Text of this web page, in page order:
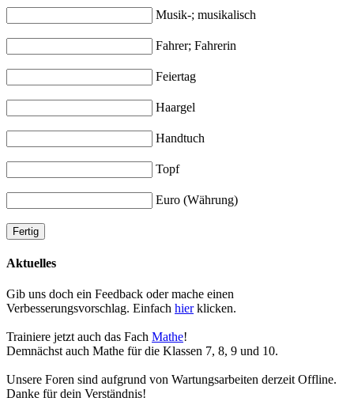
Musik-; musikalisch
Fahrer; Fahrerin
Feiertag
Haargel
Handtuch
Topf
Euro (Währung)
Aktuelles
Gib uns doch ein Feedback oder mache einen
Verbesserungsvorschlag. Einfach hierklicken.
Trainiere jetzt auch das Fach Mathe!
Demnächst auch Mathe für die Klassen 7, 8, 9 und 10.
Unsere Foren sind aufgrund von Wartungsarbeiten derzeit Offline.
Danke für dein Verständnis!